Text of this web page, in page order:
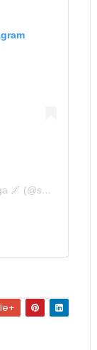
Une publication partagée par Sergio Vega 🌌 (@smurffedout)